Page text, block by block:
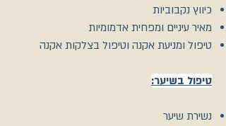
כיווץ נקבוביות
מאיר עיניים ומפחית אדמומיות
טיפול ומניעת אקנה וטיפול בצלקות אקנה
טיפול בשיער:
נשירת שיער